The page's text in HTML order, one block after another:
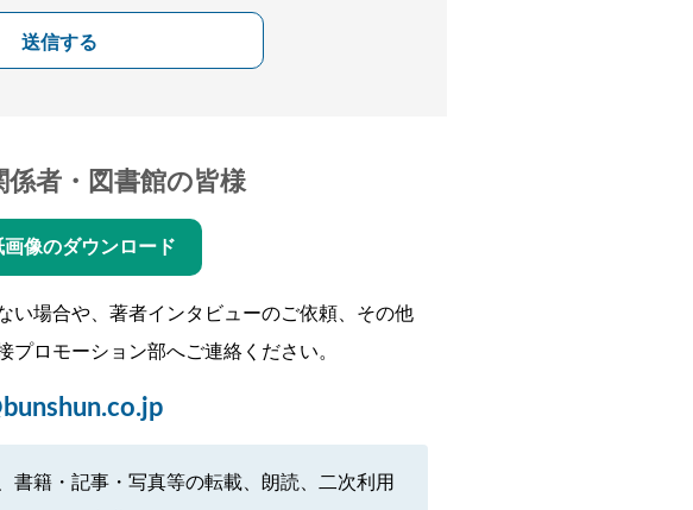
送信する
者・図書館の皆様
画像のダウンロード
い場合や、著者インタビューのご依頼、その他
ロモーション部へご連絡ください。
書籍・記事・写真等の転載、朗読、二次利用